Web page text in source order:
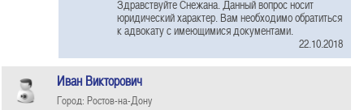
Здравствуйте Снежана. Данный вопрос носит
юридический характер. Вам необходимо обратиться
к адвокату с имеющимися документами.
22.10.2018
Иван Викторович
Город: Ростов-на-Дону